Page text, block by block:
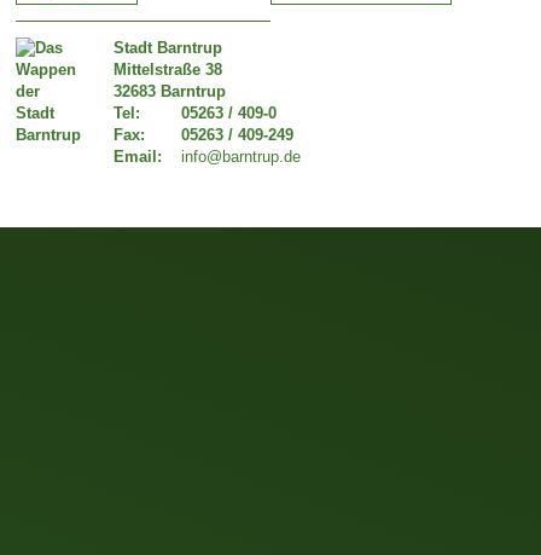
Stadt Barntrup
Mittelstraße 38
32683 Barntrup
Tel:
Fax:
Email:
05263 / 409-0
05263 / 409-249
info@barntrup.de